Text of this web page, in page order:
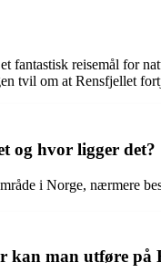
fantastisk reisemål for
tvil om at Rensfjellet
og hvor ligger det?
i Norge, nærmere
kan man utføre på